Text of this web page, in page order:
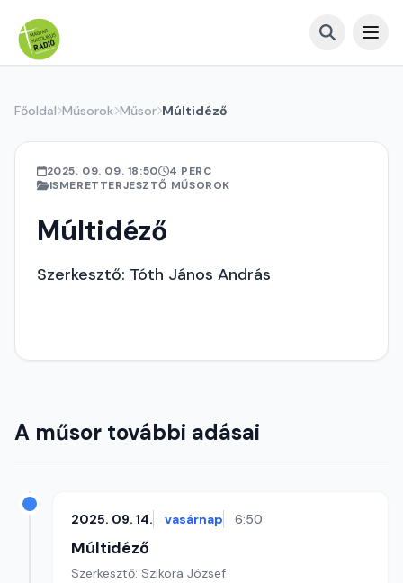
Főoldal Műsorok Műsor Múltidéző
2025. 09. 09. 18:50
4 PERC
ISMERETTERJESZTŐ MŰSOROK
Múltidéző
Szerkesztő: Tóth János András
A műsor további adásai
2025. 09. 14. vasárnap 6:50
Múltidéző
Szerkesztő: Szikora József